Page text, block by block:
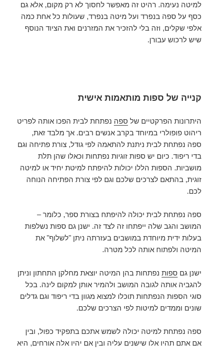
למיטה נעימה. רהיט זה מאפשר לחסוך לא רק מקום, אלא גם
כסף על ספה בנפרד ועל מיטה בנפרד, שעולות כל אחת כמה
אלפי שקלים, וזה בלי להזכיר את המזרנים ואת הציוד הנוסף
שיש לרכוש עבורן.
קנייה של ספות מותאמות אישית
היתרונות הפרקטיים של ספה נפתחת לבית הפכו אותה לפריט
ריהוט פופולרי במיוחד בקרב אנשים רבים. אך מלבד זאת,
ספה נפתחת לבית ניתנת להתאמה לפי גודל, צורת פתיחה וגם
בדי ריפוד. כיום יש ספות זוגיות נפתחות וכאלו שהן תלת
מושביות. הספות הללו יכולות להיפתח למיטת יחיד או למיטה
זוגית, בהתאם לצרכים שלכם וגם לפי צורת הפתיחה הנוחה
לכם.
ספה נפתחת לבית יכולה להיפתח בצורת ספר, כלומר –
המושב והגב שלה ייפתחו זה לצד זה. ישנן גם ספות נשלפות
בעלות ידית מיוחדת במושבים בעזרתה ניתן "לשלוף" את
המיטה ולפתוח אותה לכל מטרה.
ישנן גם ספות נפתחות בהן המיטה יוצאת מחלקן התחתון וניתן
להגביה אותה לגובה המושב ולהמיר אותן למקום לינה. בכל
סוגי הספות הנפתחות תוכלו למצוא מגוון בדי ריפוד וגם גדלים
שונים וממדים למיטות לפי הצרכים שלכם.
ספה נפתחת למיטה יכולה לשמש אתכם בתפקיד כפול, ובין
אם אתם תהיו אלו שישנים עליה ובין אם יהיו אלה אורחים, היא